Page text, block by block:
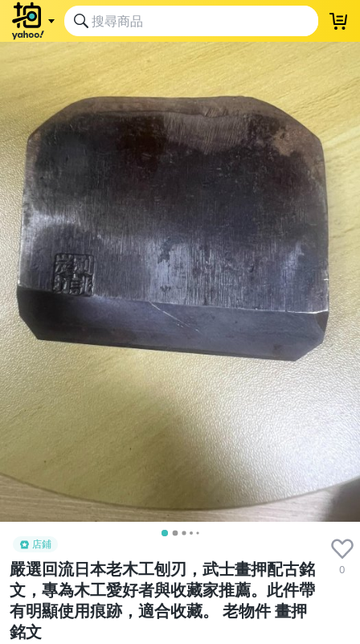
店鋪
嚴選回流日本老木工刨刃，武士畫押配古銘
文，專為木工愛好者與收藏家推薦。此件帶
有明顯使用痕跡，適合收藏。 老物件 畫押
銘文
0